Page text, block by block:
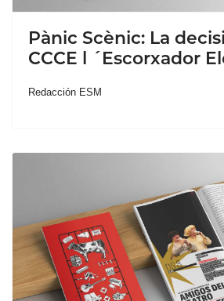
Pànic Scènic: La
CCCE l ´Escorxador
Redacción ESM